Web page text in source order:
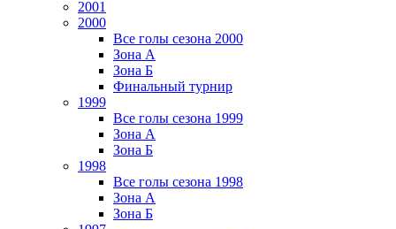
2001
2000
Все голы сезона 2000
Зона А
Зона Б
Финальный турнир
1999
Все голы сезона 1999
Зона А
Зона Б
1998
Все голы сезона 1998
Зона А
Зона Б